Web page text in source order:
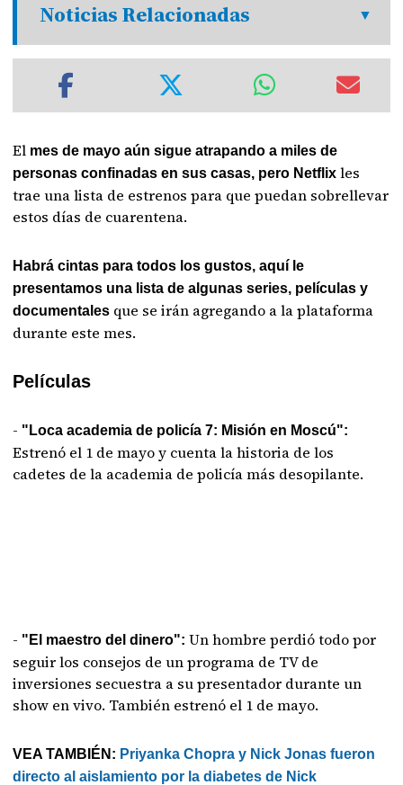
Noticias Relacionadas
El mes de mayo aún sigue atrapando a miles de
personas confinadas en sus casas, pero Netflixles
trae una lista de estrenos para que puedan sobrellevar
estos días de cuarentena.
Habrá cintas para todos los gustos, aquí le
presentamos una lista de algunas series, películas y
documentales que se irán agregando a la plataforma
durante este mes.
Películas
- "Loca academia de policía 7: Misión en Moscú":
Estrenó el 1 de mayo y cuenta la historia de los
cadetes de la academia de policía más desopilante.
- "El maestro del dinero":Un hombre perdió todo por
seguir los consejos de un programa de TV de
inversiones secuestra a su presentador durante un
show en vivo. También estrenó el 1 de mayo.
VEA TAMBIÉN: Priyanka Chopra y Nick Jonas fueron
directo al aislamiento por la diabetes de Nick